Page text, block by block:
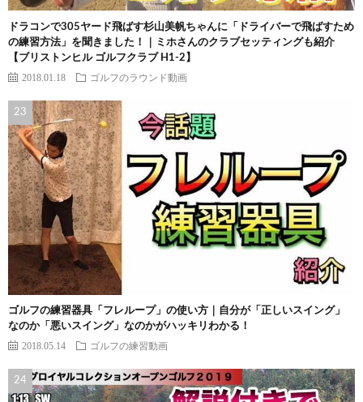
ドラコンで305ヤード飛ばす杉山美帆ちゃんに「ドライバーで飛ばすため
の練習方法」を聞きました！｜ミホさんのクラブセッティングも紹介
【ブリストンヒル ゴルフクラブ H1-2】
2018.01.18 ゴルフのラウンド動画
ゴルフの練習器具「フレループ」の使い方｜自分が「正しいスイング」
なのか「悪いスイング」なのかがハッキリわかる！
2018.05.14 ゴルフの練習動画